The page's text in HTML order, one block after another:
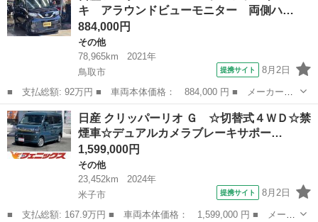
します。 12...
キ アラウンドビューモニター 両側ハ…
884,000円
その他
78,965km
2021年
鳥取市
提携サイト 8月2日
■ 支払総額: 92万円 ■ 車両本体価格： 884,000 円 ■ メーカー
名： 日産 ■ 車種名： ルークス ■ グレード名： Ｘ エマージ
ェンシーブレーキ アラウンドビューモニター 両側ハンズフリーパ
ワースライドドア...
鳥取 鳥取市 その他
日産 クリッパーリオ Ｇ ☆切替式４ＷＤ☆禁
煙車☆デュアルカメラブレーキサポー…
1,599,000円
その他
23,452km
2024年
米子市
提携サイト 8月2日
■ 支払総額: 167.9万円 ■ 車両本体価格： 1,599,000 円 ■ メーカ